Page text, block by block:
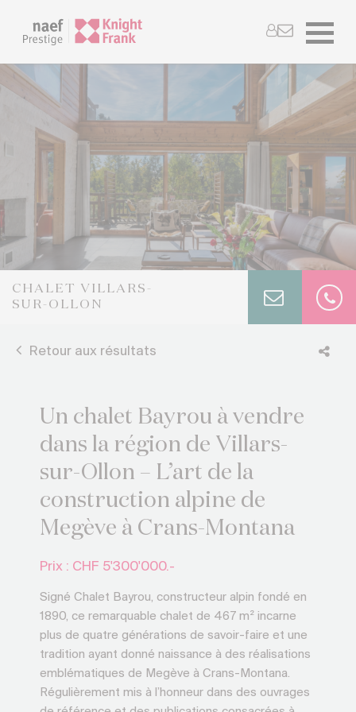
CHALET VILLARS-
SUR-OLLON
Retour aux résultats
Un chalet Bayrou à vendre
dans la région de Villars-
sur-Ollon – L’art de la
construction alpine de
Megève à Crans-Montana
Prix : CHF 5'300'000.-
Signé Chalet Bayrou, constructeur alpin fondé en
1890, ce remarquable chalet de 467 m² incarne
plus de quatre générations de savoir-faire et une
tradition ayant donné naissance à des réalisations
emblématiques de Megève à Crans-Montana.
Régulièrement mis à l’honneur dans des ouvrages